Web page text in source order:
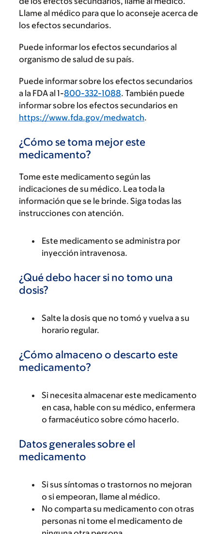
Llame al médico para que lo aconseje acerca de
los efectos secundarios.
Puede informar los efectos secundarios al
organismo de salud de su país.
Puede informar sobre los efectos secundarios
a la FDA al 1-800-332-1088. También puede
informar sobre los efectos secundarios en
https://www.fda.gov/medwatch.
¿Cómo se toma mejor este
medicamento?
Tome este medicamento según las
indicaciones de su médico. Lea toda la
información que se le brinde. Siga todas las
instrucciones con atención.
Este medicamento se administra por
inyección intravenosa.
¿Qué debo hacer si no tomo una
dosis?
Salte la dosis que no tomó y vuelva a su
horario regular.
¿Cómo almaceno o descarto este
medicamento?
Si necesita almacenar este medicamento
en casa, hable con su médico, enfermera
o farmacéutico sobre cómo hacerlo.
Datos generales sobre el
medicamento
Si sus síntomas o trastornos no mejoran
o si empeoran, llame al médico.
No comparta su medicamento con otras
personas ni tome el medicamento de